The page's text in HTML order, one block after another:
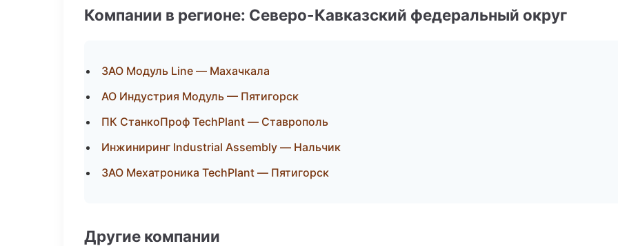
Компании в регионе: Северо-Кавказский федеральный округ
ЗАО Модуль Line — Махачкала
АО Индустрия Модуль — Пятигорск
ПК СтанкоПроф TechPlant — Ставрополь
Инжиниринг Industrial Assembly — Нальчик
ЗАО Мехатроника TechPlant — Пятигорск
Другие компании